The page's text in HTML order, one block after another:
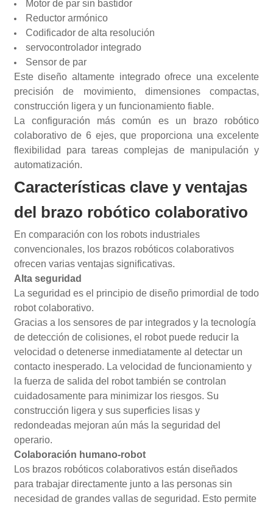
Motor de par sin bastidor
Reductor armónico
Codificador de alta resolución
servocontrolador integrado
Sensor de par
Este diseño altamente integrado ofrece una excelente
precisión de movimiento, dimensiones compactas,
construcción ligera y un funcionamiento fiable.
La configuración más común es un brazo robótico
colaborativo de 6 ejes, que proporciona una excelente
flexibilidad para tareas complejas de manipulación y
automatización.
Características clave y ventajas
del brazo robótico colaborativo
En comparación con los robots industriales
convencionales, los brazos robóticos colaborativos
ofrecen varias ventajas significativas.
Alta seguridad
La seguridad es el principio de diseño primordial de todo
robot colaborativo.
Gracias a los sensores de par integrados y la tecnología
de detección de colisiones, el robot puede reducir la
velocidad o detenerse inmediatamente al detectar un
contacto inesperado. La velocidad de funcionamiento y
la fuerza de salida del robot también se controlan
cuidadosamente para minimizar los riesgos. Su
construcción ligera y sus superficies lisas y
redondeadas mejoran aún más la seguridad del
operario.
Colaboración humano-robot
Los brazos robóticos colaborativos están diseñados
para trabajar directamente junto a las personas sin
necesidad de grandes vallas de seguridad. Esto permite